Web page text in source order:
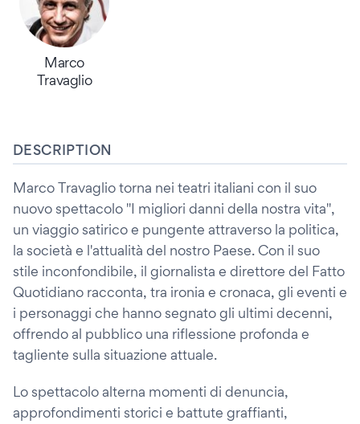
Marco
Travaglio
DESCRIPTION
Marco Travaglio torna nei teatri italiani con il suo
nuovo spettacolo "I migliori danni della nostra vita",
un viaggio satirico e pungente attraverso la politica,
la società e l'attualità del nostro Paese. Con il suo
stile inconfondibile, il giornalista e direttore del Fatto
Quotidiano racconta, tra ironia e cronaca, gli eventi e
i personaggi che hanno segnato gli ultimi decenni,
offrendo al pubblico una riflessione profonda e
tagliente sulla situazione attuale.
Lo spettacolo alterna momenti di denuncia,
approfondimenti storici e battute graffianti,